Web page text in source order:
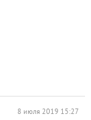
8 июля 2019 15:27